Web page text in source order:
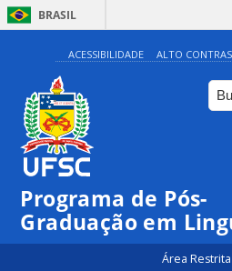
BRASIL
ACESSIBILIDADE ALTO
Programa de Pós-
Graduação em
Área Restrita